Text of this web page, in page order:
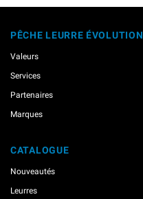
PÊCHE LEURRE ÉVOLUTION
Valeurs
Services
Partenaires
Marques
CATALOGUE
Nouveautés
Leurres